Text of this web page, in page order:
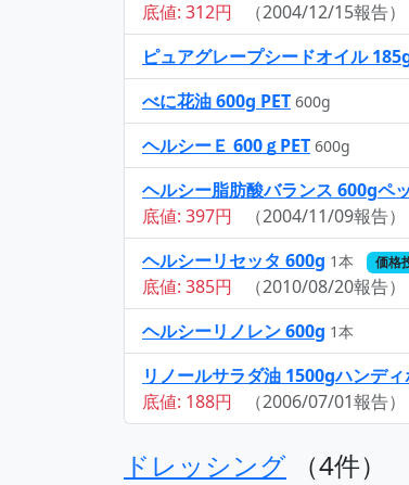
底値: 312円
（2004/12/15報告）
ピュアグレープシードオイル
べに花油 600g PET 600g
ヘルシーＥ 600ｇPET 600g
ヘルシー脂肪酸バランス 600gペ
底値: 397円
（2004/11/09報告）
ヘルシーリセッタ 600g 1本 価格
底値: 385円
（2010/08/20報告）
ヘルシーリノレン 600g 1本
リノールサラダ油 1500gハンデ
底値: 188円 （2006/07/01報告）
ドレッシング （4件）